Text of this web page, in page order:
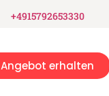
+4915792653330
Angebot erhalten